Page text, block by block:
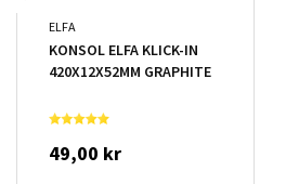
ELFA
KONSOL ELFA KLICK-IN
420X12X52MM GRAPHITE
49,00 kr